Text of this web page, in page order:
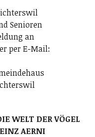
Senioren
an
per E-Mail:
WELT DER VÖGEL
AERNI